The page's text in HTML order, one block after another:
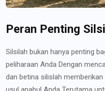
Peran Penting
Silsilah bukan hanya penting
peliharaan Anda Dengan
dan betina silislah